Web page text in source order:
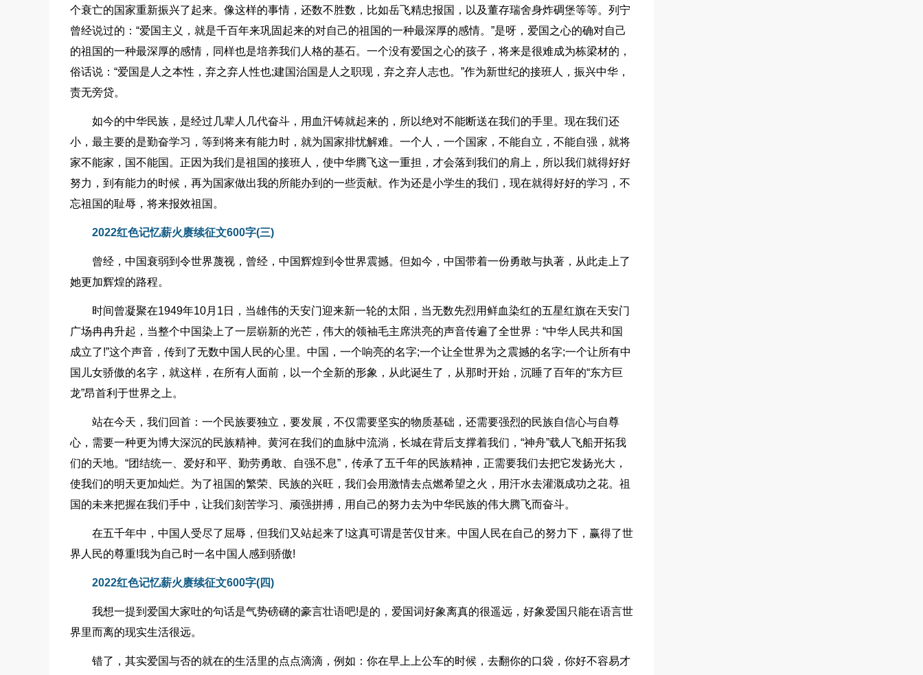
个衰亡的国家重新振兴了起来。像这样的事情，还数不胜数，比如岳飞精忠报国，以及董存瑞舍身炸碉堡等等。列宁
曾经说过的：“爱国主义，就是千百年来巩固起来的对自己的祖国的一种最深厚的感情。”是呀，爱国之心的确对自己
的祖国的一种最深厚的感情，同样也是培养我们人格的基石。一个没有爱国之心的孩子，将来是很难成为栋梁材的，
俗话说：“爱国是人之本性，弃之弃人性也;建国治国是人之职现，弃之弃人志也。”作为新世纪的接班人，振兴中华，
责无旁贷。
如今的中华民族，是经过几辈人几代奋斗，用血汗铸就起来的，所以绝对不能断送在我们的手里。现在我们还
小，最主要的是勤奋学习，等到将来有能力时，就为国家排忧解难。一个人，一个国家，不能自立，不能自强，就将
家不能家，国不能国。正因为我们是祖国的接班人，使中华腾飞这一重担，才会落到我们的肩上，所以我们就得好好
努力，到有能力的时候，再为国家做出我的所能办到的一些贡献。作为还是小学生的我们，现在就得好好的学习，不
忘祖国的耻辱，将来报效祖国。
2022红色记忆薪火赓续征文600字(三)
曾经，中国衰弱到令世界蔑视，曾经，中国辉煌到令世界震撼。但如今，中国带着一份勇敢与执著，从此走上了
她更加辉煌的路程。
时间曾凝聚在1949年10月1日，当雄伟的天安门迎来新一轮的太阳，当无数先烈用鲜血染红的五星红旗在天安门
广场冉冉升起，当整个中国染上了一层崭新的光芒，伟大的领袖毛主席洪亮的声音传遍了全世界：“中华人民共和国
成立了!”这个声音，传到了无数中国人民的心里。中国，一个响亮的名字;一个让全世界为之震撼的名字;一个让所有中
国儿女骄傲的名字，就这样，在所有人面前，以一个全新的形象，从此诞生了，从那时开始，沉睡了百年的“东方巨
龙”昂首利于世界之上。
站在今天，我们回首：一个民族要独立，要发展，不仅需要坚实的物质基础，还需要强烈的民族自信心与自尊
心，需要一种更为博大深沉的民族精神。黄河在我们的血脉中流淌，长城在背后支撑着我们，“神舟”载人飞船开拓我
们的天地。“团结统一、爱好和平、勤劳勇敢、自强不息”，传承了五千年的民族精神，正需要我们去把它发扬光大，
使我们的明天更加灿烂。为了祖国的繁荣、民族的兴旺，我们会用激情去点燃希望之火，用汗水去灌溉成功之花。祖
国的未来把握在我们手中，让我们刻苦学习、顽强拼搏，用自己的努力去为中华民族的伟大腾飞而奋斗。
在五千年中，中国人受尽了屈辱，但我们又站起来了!这真可谓是苦仅甘来。中国人民在自己的努力下，赢得了世
界人民的尊重!我为自己时一名中国人感到骄傲!
2022红色记忆薪火赓续征文600字(四)
我想一提到爱国大家吐的句话是气势磅礴的豪言壮语吧!是的，爱国词好象离真的很遥远，好象爱国只能在语言世
界里而离的现实生活很远。
错了，其实爱国与否的就在的生活里的点点滴滴，例如：你在早上上公车的时候，去翻你的口袋，你好不容易才